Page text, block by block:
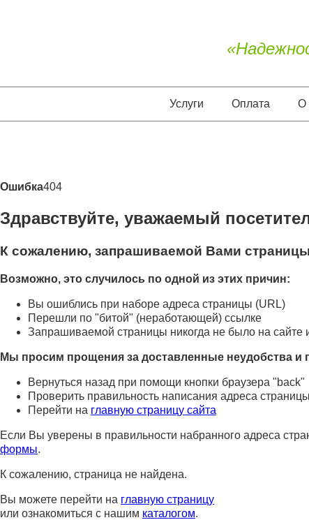
Услуги Оплата О
Ошибка404
Здравствуйте, уважаемый
К сожалению, запрашиваемой Вами
Возможно, это случилось по одной из этих причин:
Вы ошиблись при наборе адреса страницы (URL)
Перешли по "битой" (неработающей) ссылке
Запрашиваемой страницы никогда не было на сайте
Мы просим прощения за доставленные неудобства и
Вернуться назад при помощи кнопки браузера "back"
Проверить правильность написания адреса
Перейти на главную страницу сайта
Если Вы уверены в правильности набранного адреса
формы.
К сожалению, страница не найдена.
Вы можете перейти на главную страницу
или ознакомиться с нашим каталогом.